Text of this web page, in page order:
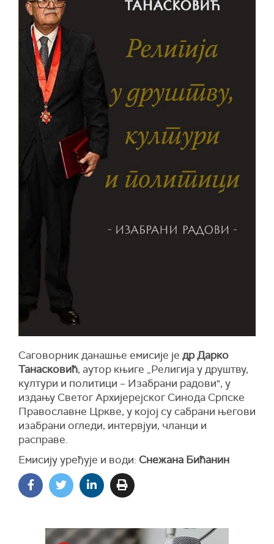
Саговорник данашње емисије је др Дарко
Танасковић, аутор књиге „Религија у друштву,
култури и политици – Изабрани радови", у
издању Светог Архијерејског Синода Српске
Православне Цркве, у којој су сабрани његови
изабрани огледи, интервјуи, чланци и
расправе.
Емисију уређује и води: Снежана Бићанин